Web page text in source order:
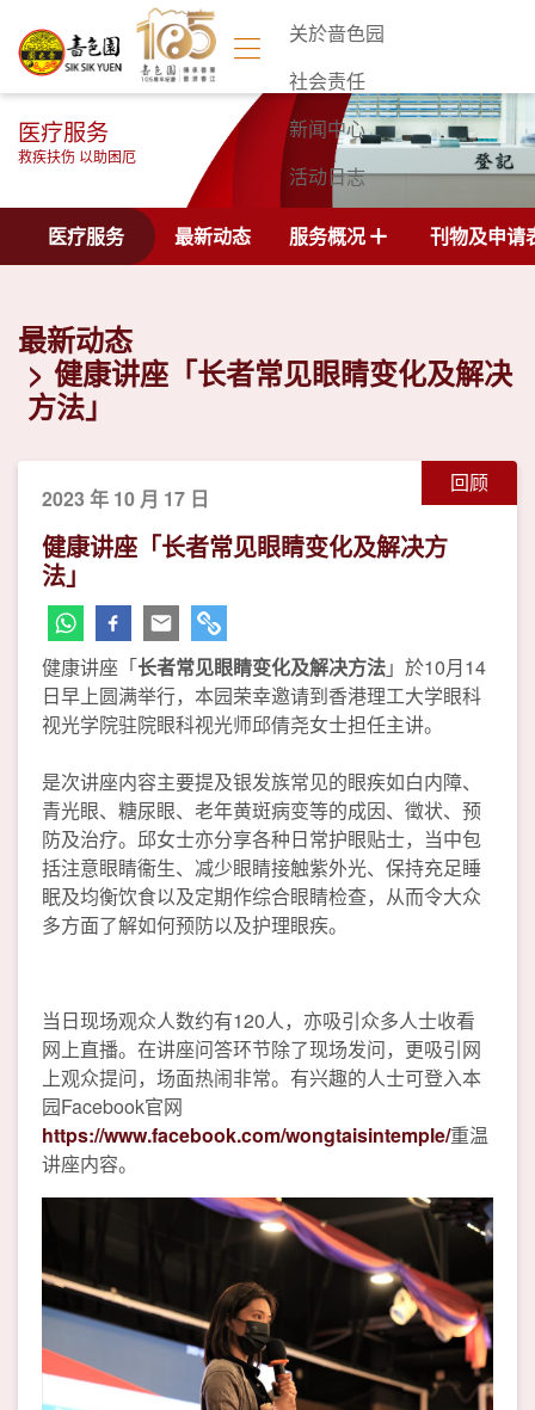
关於啬色园
社会责任
新闻中心
活动日志
联络我们
医疗服务
救疾扶伤 以助困厄
医疗服务 最新动态 服务概况 刊物及申请
最新动态
健康讲座「长者常见眼睛变化及解决
方法」
回顾
2023 年 10 月 17 日
健康讲座「长者常见眼睛变化及解决方
法」
健康讲座「长者常见眼睛变化及解决方法」於10月14
日早上圆满举行，本园荣幸邀请到香港理工大学眼科
视光学院驻院眼科视光师邱倩尧女士担任主讲。
是次讲座内容主要提及银发族常见的眼疾如白内障、
青光眼、糖尿眼、老年黄斑病变等的成因、徵状、预
防及治疗。邱女士亦分享各种日常护眼贴士，当中包
括注意眼睛衞生、减少眼睛接触紫外光、保持充足睡
眠及均衡饮食以及定期作综合眼睛检查，从而令大众
多方面了解如何预防以及护理眼疾。
当日现场观众人数约有120人，亦吸引众多人士收看
网上直播。在讲座问答环节除了现场发问，更吸引网
上观众提问，场面热闹非常。有兴趣的人士可登入本
园Facebook官网
https://www.facebook.com/wongtaisintemple/重温
讲座内容。